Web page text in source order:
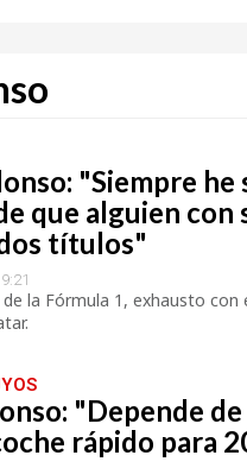
"Siempre he
que alguien con
títulos"
la Fórmula 1, exhausto con
"Depende
rápido para